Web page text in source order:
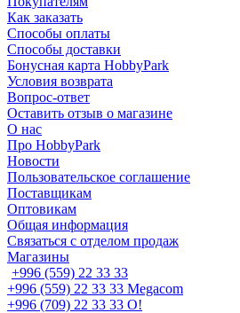
Как заказать
Способы оплаты
Способы доставки
Бонусная карта HobbyPark
Условия возврата
Вопрос-ответ
Оставить отзыв о магазине
О нас
Про HobbyPark
Новости
Пользовательское соглашение
Поставщикам
Оптовикам
Общая информация
Связаться с отделом продаж
Магазины
+996 (559) 22 33 33
+996 (559) 22 33 33 Megacom
+996 (709) 22 33 33 O!